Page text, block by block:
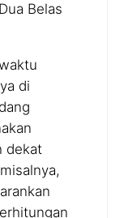
Belas
di
dekat